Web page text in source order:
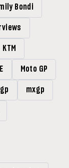
Bondi
KTM
Moto GP
mxgp